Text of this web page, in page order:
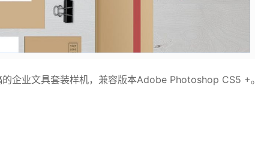
企业文具套装样机，兼容版本Adobe Photoshop CS5 +。